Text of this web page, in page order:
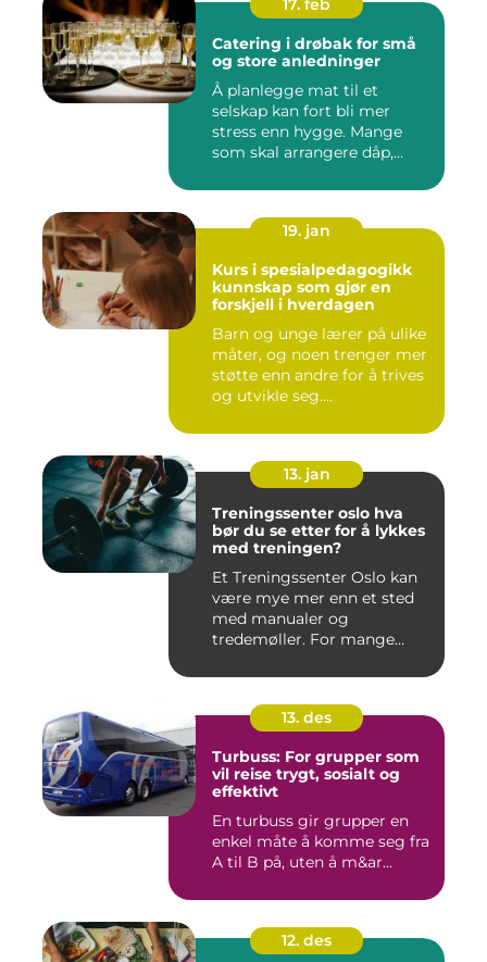
17. feb
Catering i drøbak for små
og store anledninger
Å planlegge mat til et
selskap kan fort bli mer
stress enn hygge. Mange
som skal arrangere dåp,
19. jan
Kurs i spesialpedagogikk
kunnskap som gjør en
forskjell i hverdagen
Barn og unge lærer på ulike
måter, og noen trenger mer
støtte enn andre for å trives
og utvikle seg....
13. jan
Treningssenter oslo hva
bør du se etter for å lykkes
med treningen?
Et Treningssenter Oslo kan
være mye mer enn et sted
med manualer og
tredemøller. For mange
13. des
Turbuss: For grupper som
vil reise trygt, sosialt og
effektivt
En turbuss gir grupper en
enkel måte å komme seg fra
A til B på, uten å m&ar...
12. des